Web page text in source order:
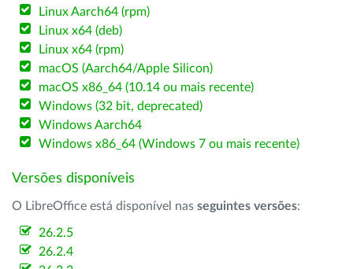
Linux Aarch64 (rpm)
Linux x64 (deb)
Linux x64 (rpm)
macOS (Aarch64/Apple Silicon)
macOS x86_64 (10.14 ou mais recente)
Windows (32 bit, deprecated)
Windows Aarch64
Windows x86_64 (Windows 7 ou mais recente)
Versões disponíveis
O LibreOffice está disponível nas seguintes versões:
26.2.5
26.2.4